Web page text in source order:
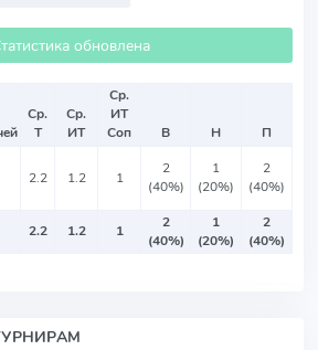
обновлена
Ср.
Т
Ср.
ИТ
Ср.
ИТ
Соп
В Н
П
2.2 1.2 1
2
(40%)
1
(20%)
2
(40%)
2.2 1.2 1
2
(40%)
1
(20%)
2
(40%)